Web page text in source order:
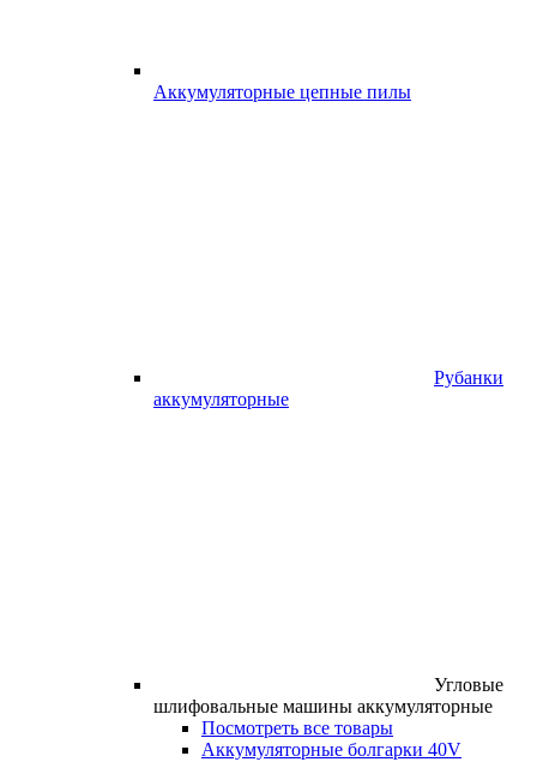
Аккумуляторные цепные пилы
Рубанки
аккумуляторные
Угловые
шлифовальные машины аккумуляторные
Посмотреть все товары
Аккумуляторные болгарки 40V